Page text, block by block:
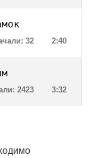
2:40
32
3:32
2423